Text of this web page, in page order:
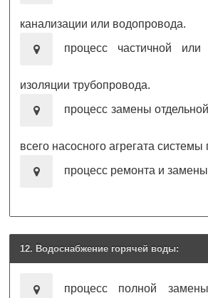
канализации или водопровода.
процесс частичной
изоляции трубопровода.
процесс замены
всего насосного агрегата системы
процесс ремонта и
12. Водоснабжение горячей воды:
процесс полной